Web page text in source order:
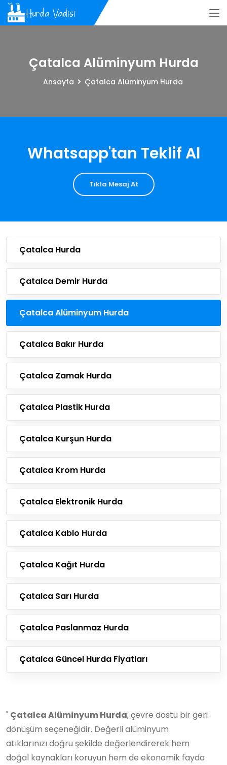
Çatalca Alüminyum Hurda
Ansayfa Çatalca Alüminyum Hurda
Whatsapp'tan Teklif Al
Tıkla Mesaj At
Çatalca Hurda
Çatalca Demir Hurda
Çatalca Alüminyum Hurda
Çatalca Bakır Hurda
Çatalca Zamak Hurda
Çatalca Plastik Hurda
Çatalca Kurşun Hurda
Çatalca Krom Hurda
Çatalca Elektronik Hurda
Çatalca Kablo Hurda
Çatalca Kağıt Hurda
Çatalca Sarı Hurda
Çatalca Paslanmaz Hurda
Çatalca Güncel Hurda Fiyatları
" Çatalca Alüminyum Hurda; çevre dostu bir geri
dönüşüm seçeneğidir. Değerli alüminyum
atıklarınızı doğru şekilde değerlendirerek hem
doğal kaynakları koruyun hem de ekonomik fayda